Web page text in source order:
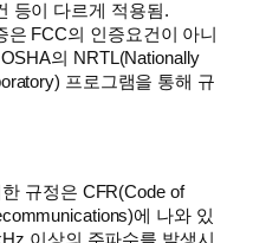
등이 다르게 적용됨.
FCC의 인증요건이 아니
의 NRTL(Nationally
프로그램을 통해 규
규정은 CFR(Code of
에 나와 있